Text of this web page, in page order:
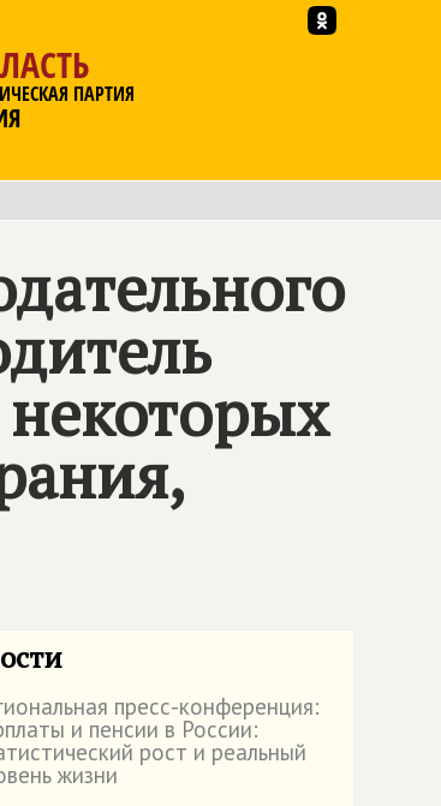
ПАРТИЯ
пресс-конференция:
и пенсии в России:
рост и реальный
жизни